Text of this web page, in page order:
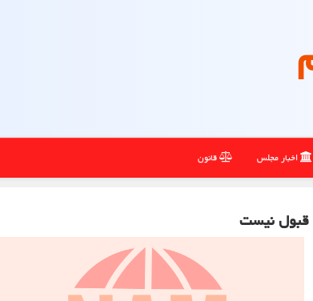
اخبار مجلس قانون
قبول نیست